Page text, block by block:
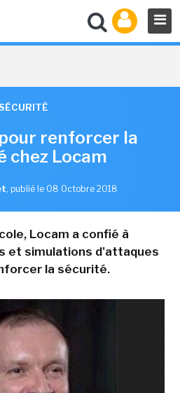
renforcer la
chez Locam
, publié le 08 Octobre 2018
Locam a confié à
et simulations d'attaques
la sécurité.